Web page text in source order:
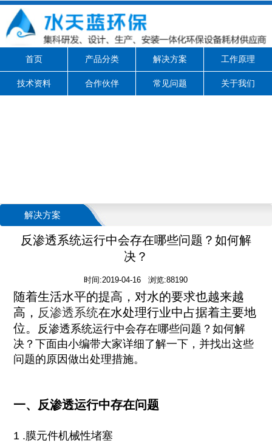
首页 产品分类 解决方案 工作原理
技术资料 合作伙伴 常见问题 关于我们
解决方案
反渗透系统运行中会存在哪些问题？如何解
决？
时间:2019-04-16 浏览:88190
随着生活水平的提高，对水的要求也越来越
高， 反渗透系统在水处理行业中占据着主要地
位。
反渗透系统运行中会存在哪些问题？如何解
决？下面由小编带大家详细了解一下，并找出这些
问题的原因做出处理措施。
一、反渗透运行中存在问题
1 .膜元件机械性堵塞